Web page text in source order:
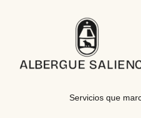
Servicios que